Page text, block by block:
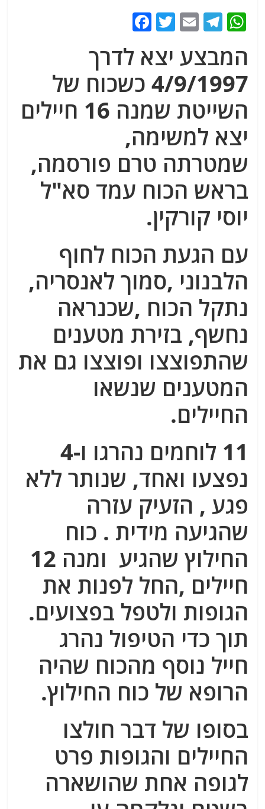
W
at
s
A
p
p
T
e
g
ra
m
E
ai
l
T
itt
er
c
e
b
o
k
המבצע יצא לדרך
4/9/1997 כשכוח של
השייטת שמנה 16 חיילים
יצא למשימה,
שמטרתה טרם פורסמה,
בראש הכוח עמד סא"ל
יוסי קורקין.
עם הגעת הכוח לחוף
הלבנוני ,סמוך לאנסריה,
נתקל הכוח ,שכנראה
נחשף, בזירת מטענים
שהתפוצצו ופוצצו גם את
המטענים שנשאו
החיילים.
11 לוחמים נהרגו ו-4
נפצעו ואחד, שנותר ללא
פגע , הזעיק עזרה
שהגיעה מידית . כוח
החילוץ שהגיע ומנה 12
חיילים ,החל לפנות את
הגופות ולטפל בפצועים.
תוך כדי הטיפול נהרג
חייל נוסף מהכוח שהיה
הרופא של כוח החילוץ.
בסופו של דבר חולצו
החיילים והגופות פרט
לגופה אחת שהושארה